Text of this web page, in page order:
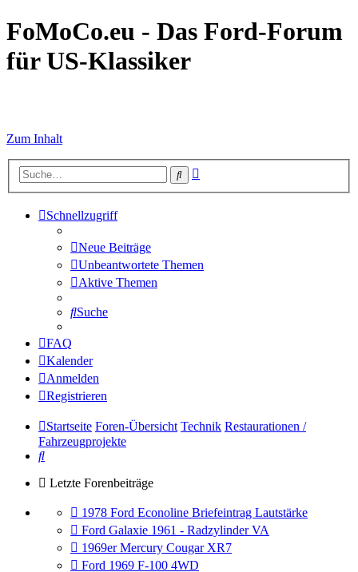
FoMoCo.eu - Das Ford-Forum
für US-Klassiker
Zum Inhalt
Suche
Schnellzugriff
Neue Beiträge
Unbeantwortete Themen
Aktive Themen
Suche
FAQ
Kalender
Anmelden
Registrieren
Startseite Foren-Übersicht Technik Restaurationen /
Fahrzeugprojekte
Suche
Letzte Forenbeiträge
Gehe
zum
letzten
Beitrag
1978 Ford Econoline Briefeintrag Lautstärke
Gehe
zum
letzten
Ford Galaxie 1961 - Radzylinder VA
Gehe
zum
1969er Mercury Cougar XR7
Gehe
Ford 1969 F-100 4WD